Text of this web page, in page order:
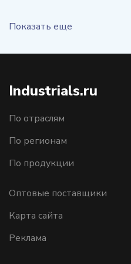
Показать еще
Industrials.ru
По отраслям
По регионам
По продукции
Оптовые поставщики
Карта сайта
Реклама